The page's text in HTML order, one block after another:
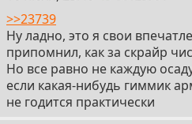
>>23739
Ну ладно, это я свои
припомнил, как за скрайр
Но все равно не каждую
если какая-нибудь гиммик
не годится практически